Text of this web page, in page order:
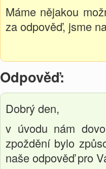
Máme nějakou
za odpověď, jsme
Odpověď:
Dobrý den,
v úvodu nám
zpoždění bylo
naše odpověď pro